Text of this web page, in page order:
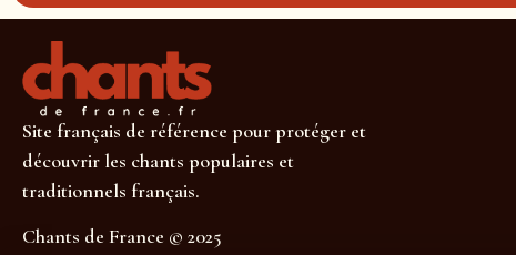
Site français de référence pour protéger et
découvrir les chants populaires et
traditionnels français.
Chants de France © 2025